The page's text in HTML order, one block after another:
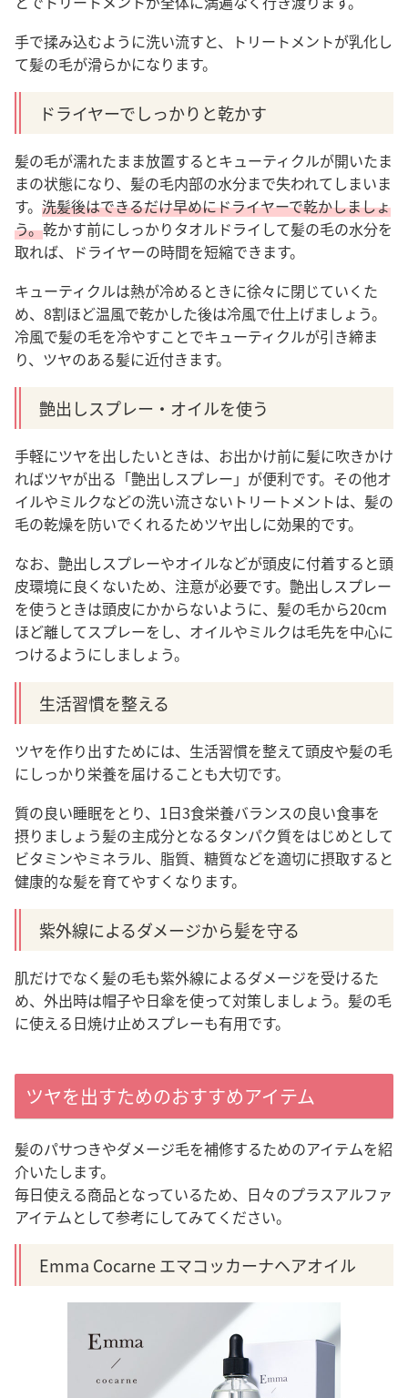
手で揉み込むように洗い流すと、トリートメントが乳化し
て髪の毛が滑らかになります。
ドライヤーでしっかりと乾かす
髪の毛が濡れたまま放置するとキューティクルが開いたま
まの状態になり、髪の毛内部の水分まで失われてしまいま
す。 洗髪後はできるだけ早めにドライヤーで乾かしましょ
う。乾かす前にしっかりタオルドライして髪の毛の水分を
取れば、ドライヤーの時間を短縮できます。
キューティクルは熱が冷めるときに徐々に閉じていくた
め、8割ほど温風で乾かした後は冷風で仕上げましょう。
冷風で髪の毛を冷やすことでキューティクルが引き締ま
り、ツヤのある髪に近付きます。
艶出しスプレー・オイルを使う
手軽にツヤを出したいときは、お出かけ前に髪に吹きかけ
ればツヤが出る「艶出しスプレー」が便利です。その他オ
イルやミルクなどの洗い流さないトリートメントは、髪の
毛の乾燥を防いでくれるためツヤ出しに効果的です。
なお、艶出しスプレーやオイルなどが頭皮に付着すると頭
皮環境に良くないため、注意が必要です。艶出しスプレー
を使うときは頭皮にかからないように、髪の毛から20cm
ほど離してスプレーをし、オイルやミルクは毛先を中心に
つけるようにしましょう。
生活習慣を整える
ツヤを作り出すためには、生活習慣を整えて頭皮や髪の毛
にしっかり栄養を届けることも大切です。
質の良い睡眠をとり、1日3食栄養バランスの良い食事を
摂りましょう髪の主成分となるタンパク質をはじめとして
ビタミンやミネラル、脂質、糖質などを適切に摂取すると
健康的な髪を育てやすくなります。
紫外線によるダメージから髪を守る
肌だけでなく髪の毛も紫外線によるダメージを受けるた
め、外出時は帽子や日傘を使って対策しましょう。髪の毛
に使える日焼け止めスプレーも有用です。
ツヤを出すためのおすすめアイテム
髪のパサつきやダメージ毛を補修するためのアイテムを紹
介いたします。
毎日使える商品となっているため、日々のプラスアルファ
アイテムとして参考にしてみてください。
Emma Cocarne エマコッカーナヘアオイル